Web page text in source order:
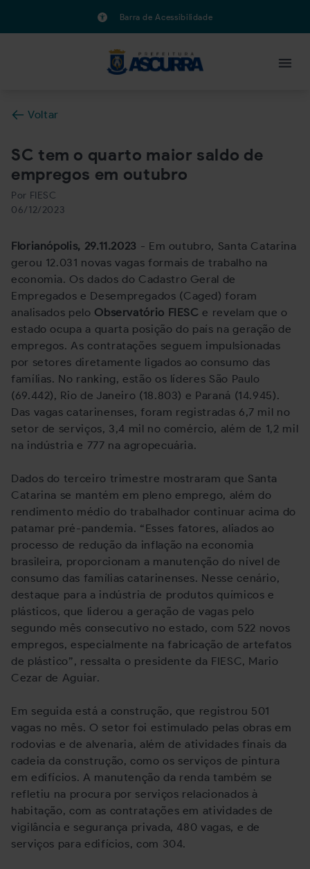
Barra de Acessibilidade
Voltar
SC tem o quarto maior saldo de
empregos em outubro
Por FIESC
06/12/2023
Florianópolis, 29.11.2023 - Em outubro, Santa Catarina
gerou 12.031 novas vagas formais de trabalho na
economia. Os dados do Cadastro Geral de
Empregados e Desempregados (Caged) foram
analisados pelo Observatório FIESC e revelam que o
estado ocupa a quarta posição do país na geração de
empregos. As contratações seguem impulsionadas
por setores diretamente ligados ao consumo das
famílias. No ranking, estão os líderes São Paulo
(69.442), Rio de Janeiro (18.803) e Paraná (14.945).
Das vagas catarinenses, foram registradas 6,7 mil no
setor de serviços, 3,4 mil no comércio, além de 1,2 mil
na indústria e 777 na agropecuária.
Dados do terceiro trimestre mostraram que Santa
Catarina se mantém em pleno emprego, além do
rendimento médio do trabalhador continuar acima do
patamar pré-pandemia. “Esses fatores, aliados ao
processo de redução da inflação na economia
brasileira, proporcionam a manutenção do nível de
consumo das famílias catarinenses. Nesse cenário,
destaque para a indústria de produtos químicos e
plásticos, que liderou a geração de vagas pelo
segundo mês consecutivo no estado, com 522 novos
empregos, especialmente na fabricação de artefatos
de plástico”, ressalta o presidente da FIESC, Mario
Cezar de Aguiar.
Em seguida está a construção, que registrou 501
vagas no mês. O setor foi estimulado pelas obras em
rodovias e de alvenaria, além de atividades finais da
cadeia da construção, como os serviços de pintura
em edifícios. A manutenção da renda também se
refletiu na procura por serviços relacionados à
habitação, com as contratações em atividades de
vigilância e segurança privada, 480 vagas, e de
serviços para edifícios, com 304.